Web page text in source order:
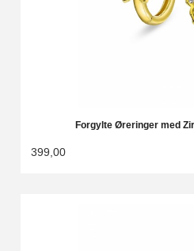
Forgylte Øreringer med
399,00